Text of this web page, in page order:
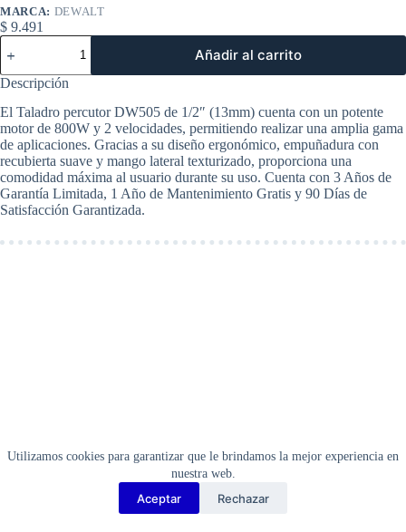
Utilizamos cookies para garantizar que le brindamos la mejor experiencia en
nuestra web.
Aceptar Rechazar
MARCA: DEWALT
$ 9.491
Taladro
Percutor
de
1/2"
800W
2
Velocidades
DeWalt
DW505
cantidad
Añadir al carrito
Descripción
El Taladro percutor DW505 de 1/2″ (13mm) cuenta con un potente
motor de 800W y 2 velocidades, permitiendo realizar una amplia gama
de aplicaciones. Gracias a su diseño ergonómico, empuñadura con
recubierta suave y mango lateral texturizado, proporciona una
comodidad máxima al usuario durante su uso. Cuenta con 3 Años de
Garantía Limitada, 1 Año de Mantenimiento Gratis y 90 Días de
Satisfacción Garantizada.
Copyright Barbosa Tools©